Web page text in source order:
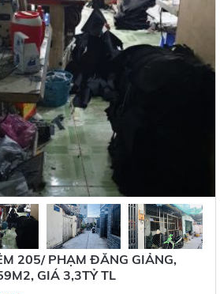
205/ PHẠM ĐĂNG GIẢNG,
GIÁ 3,3TỶ TL